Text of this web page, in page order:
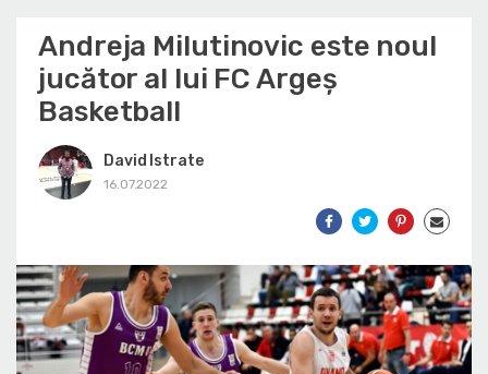
Andreja Milutinovic este noul
jucător al lui FC Argeș
Basketball
David Istrate
16.07.2022